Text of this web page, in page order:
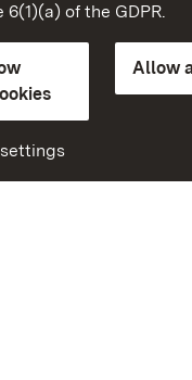
of the GDPR.
Allow
Gardens of Baden-
protection
free access
Seiten)